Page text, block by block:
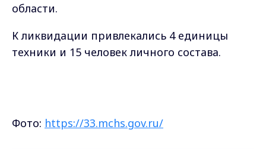
области.
К ликвидации привлекались 4 единицы
техники и 15 человек личного состава.
Фото: https://33.mchs.gov.ru/